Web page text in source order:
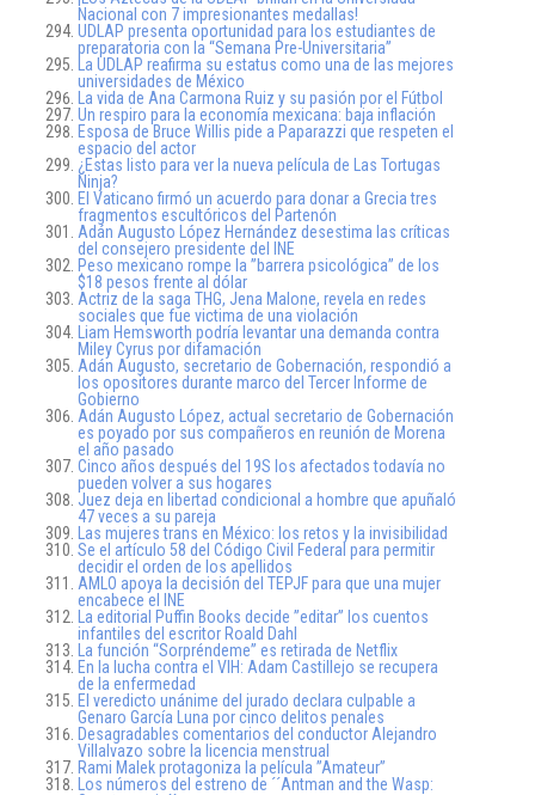
Nacional con 7 impresionantes medallas!
UDLAP presenta oportunidad para los estudiantes de
preparatoria con la “Semana Pre-Universitaria”
La UDLAP reafirma su estatus como una de las mejores
universidades de México
La vida de Ana Carmona Ruiz y su pasión por el Fútbol
Un respiro para la economía mexicana: baja inflación
Esposa de Bruce Willis pide a Paparazzi que respeten el
espacio del actor
¿Estas listo para ver la nueva película de Las Tortugas
Ninja?
El Vaticano firmó un acuerdo para donar a Grecia tres
fragmentos escultóricos del Partenón
Adán Augusto López Hernández desestima las críticas
del consejero presidente del INE
Peso mexicano rompe la ”barrera psicológica” de los
$18 pesos frente al dólar
Actriz de la saga THG, Jena Malone, revela en redes
sociales que fue victima de una violación
Liam Hemsworth podría levantar una demanda contra
Miley Cyrus por difamación
Adán Augusto, secretario de Gobernación, respondió a
los opositores durante marco del Tercer Informe de
Gobierno
Adán Augusto López, actual secretario de Gobernación
es poyado por sus compañeros en reunión de Morena
el año pasado
Cinco años después del 19S los afectados todavía no
pueden volver a sus hogares
Juez deja en libertad condicional a hombre que apuñaló
47 veces a su pareja
Las mujeres trans en México: los retos y la invisibilidad
Se el artículo 58 del Código Civil Federal para permitir
decidir el orden de los apellidos
AMLO apoya la decisión del TEPJF para que una mujer
encabece el INE
La editorial Puffin Books decide ”editar” los cuentos
infantiles del escritor Roald Dahl
La función “Sorpréndeme” es retirada de Netflix
En la lucha contra el VIH: Adam Castillejo se recupera
de la enfermedad
El veredicto unánime del jurado declara culpable a
Genaro García Luna por cinco delitos penales
Desagradables comentarios del conductor Alejandro
Villalvazo sobre la licencia menstrual
Rami Malek protagoniza la película ”Amateur”
Los números del estreno de ´´Antman and the Wasp: